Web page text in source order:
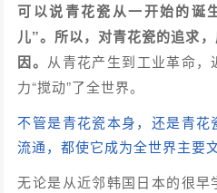
可以说青花瓷从一开始的诞
儿”。所以，对青花瓷的追求
因。 从青花产生到工业革命
力“搅动”了全世界。
不管是青花瓷本身，还是青
流通，都使它成为全世界主要
无论是从近邻韩国日本的很